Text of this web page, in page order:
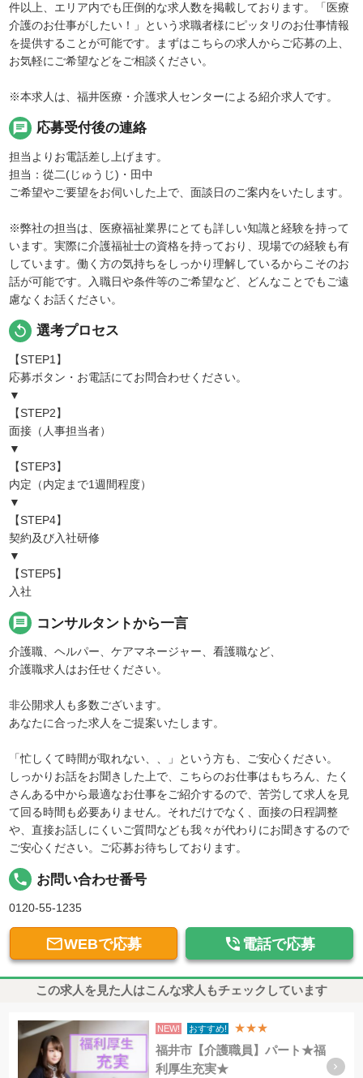
件以上、エリア内でも圧倒的な求人数を掲載しております。「医療
介護のお仕事がしたい！」という求職者様にピッタリのお仕事情報
を提供することが可能です。まずはこちらの求人からご応募の上、
お気軽にご希望などをご相談ください。
※本求人は、福井医療・介護求人センターによる紹介求人です。
chat 応募受付後の連絡
担当よりお電話差し上げます。
担当：從二(じゅうじ)・田中
ご希望やご要望をお伺いした上で、面談日のご案内をいたします。
※弊社の担当は、医療福祉業界にとても詳しい知識と経験を持って
います。実際に介護福祉士の資格を持っており、現場での経験も有
しています。働く方の気持ちをしっかり理解しているからこそのお
話が可能です。入職日や条件等のご希望など、どんなことでもご遠
慮なくお話ください。
replay 選考プロセス
【STEP1】
応募ボタン・お電話にてお問合わせください。
▼
【STEP2】
面接（人事担当者）
▼
【STEP3】
内定（内定まで1週間程度）
▼
【STEP4】
契約及び入社研修
▼
【STEP5】
入社
message コンサルタントから一言
介護職、ヘルパー、ケアマネージャー、看護職など、
介護職求人はお任せください。
非公開求人も多数ございます。
あなたに合った求人をご提案いたします。
「忙しくて時間が取れない、、」という方も、ご安心ください。
しっかりお話をお聞きした上で、こちらのお仕事はもちろん、たく
さんある中から最適なお仕事をご紹介するので、苦労して求人を見
て回る時間も必要ありません。それだけでなく、面接の日程調整
や、直接お話しにくいご質問なども我々が代わりにお聞きするので
ご安心ください。ご応募お待ちしております。
local_phone お問い合わせ番号
0120-55-1235
WEBで応募  電話で応募
この求人を見た人はこんな求人もチェックしています
NEW! おすすめ! ★★★
福井市【介護職員】パート★福
利厚生充実★